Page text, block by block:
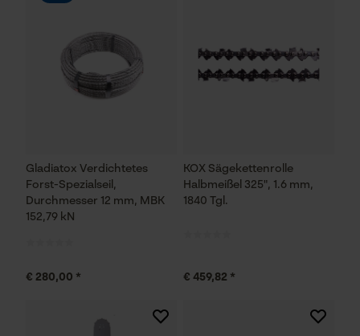
Gladiatox Verdichtetes
Forst-Spezialseil,
Durchmesser 12 mm, MBK
152,79 kN
€ 280,00 *
KOX Sägekettenrolle
Halbmeißel 325", 1.6 mm,
1840 Tgl.
€ 459,82 *